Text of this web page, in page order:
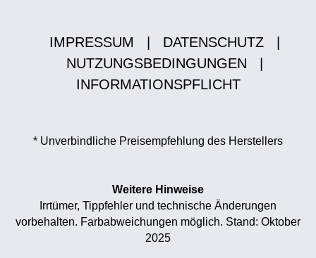
IMPRESSUM DATENSCHUTZ
NUTZUNGSBEDINGUNGEN
INFORMATIONSPFLICHT
* Unverbindliche Preisempfehlung des Herstellers
Weitere Hinweise
Irrtümer, Tippfehler und technische Änderungen
vorbehalten. Farbabweichungen möglich. Stand: Oktober
2025